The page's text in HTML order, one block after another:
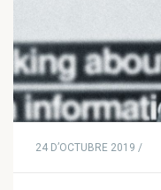
24 D’OCTUBRE 2019 /